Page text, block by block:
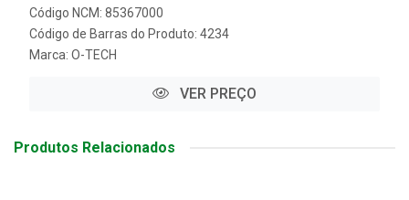
Código NCM: 85367000
Código de Barras do Produto: 4234
Marca: O-TECH
VER PREÇO
Produtos Relacionados